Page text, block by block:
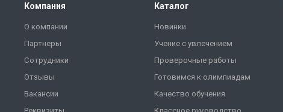
Компания
О компании
Партнеры
Сотрудники
Отзывы
Вакансии
Каталог
Новинки
Учение с увлечением
Проверочные работы
Готовимся к олимпиадам
Качество обучения